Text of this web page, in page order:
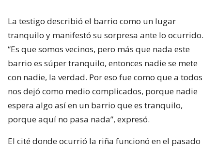
La testigo describió el barrio como un lugar
tranquilo y manifestó su sorpresa ante lo ocurrido.
“Es que somos vecinos, pero más que nada este
barrio es súper tranquilo, entonces nadie se mete
con nadie, la verdad. Por eso fue como que a todos
nos dejó como medio complicados, porque nadie
espera algo así en un barrio que es tranquilo,
porque aquí no pasa nada”, expresó.
El cité donde ocurrió la riña funcionó en el pasado